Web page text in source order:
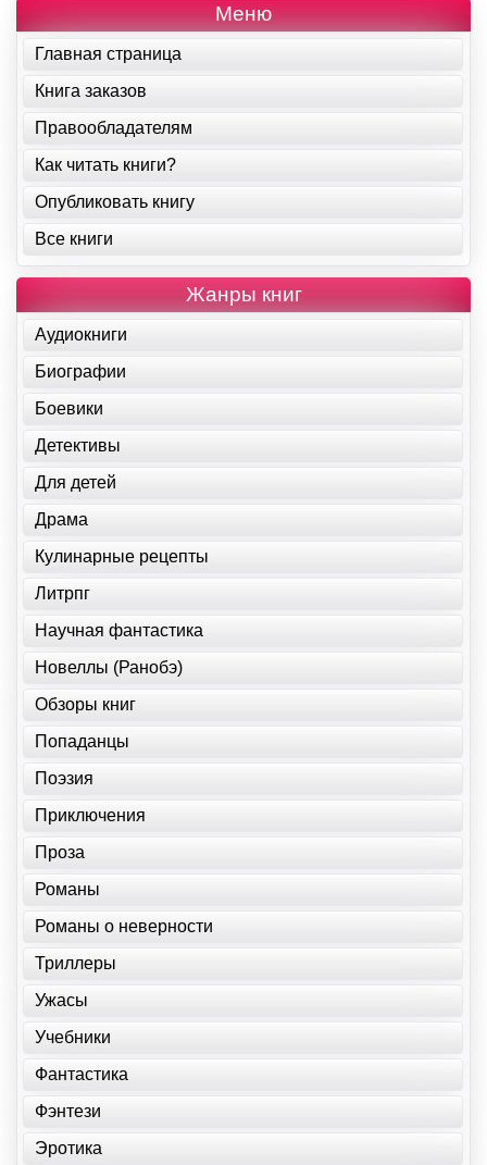
Меню
Главная страница
Книга заказов
Правообладателям
Как читать книги?
Опубликовать книгу
Все книги
Жанры книг
Аудиокниги
Биографии
Боевики
Детективы
Для детей
Драма
Кулинарные рецепты
Литрпг
Научная фантастика
Новеллы (Ранобэ)
Обзоры книг
Попаданцы
Поэзия
Приключения
Проза
Романы
Романы о неверности
Триллеры
Ужасы
Учебники
Фантастика
Фэнтези
Эротика